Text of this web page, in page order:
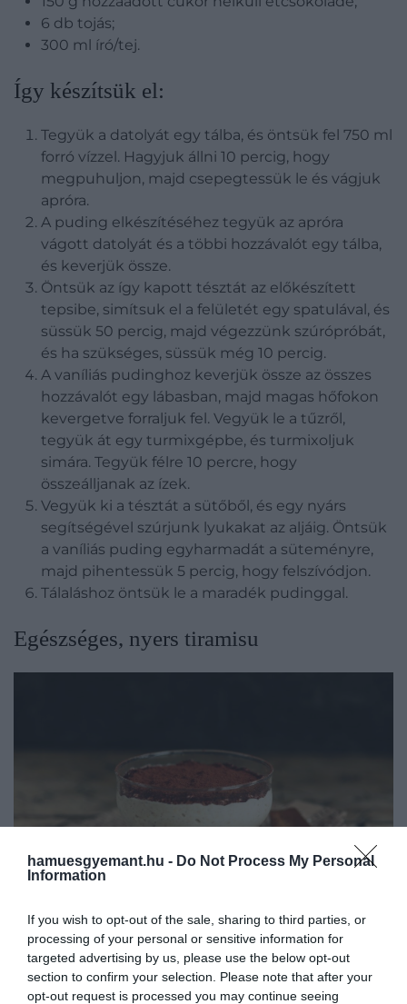
hamuesgyemant.hu - Do Not Process My Personal
Information
If you wish to opt-out of the sale, sharing to third parties, or
processing of your personal or sensitive information for
targeted advertising by us, please use the below opt-out
section to confirm your selection. Please note that after your
opt-out request is processed you may continue seeing
6 db tojás;
300 ml író/tej.
Így készítsük el:
Tegyük a datolyát egy tálba, és öntsük fel 750 ml
forró vízzel. Hagyjuk állni 10 percig, hogy
megpuhuljon, majd csepegtessük le és vágjuk
apróra.
A puding elkészítéséhez tegyük az apróra
vágott datolyát és a többi hozzávalót egy tálba,
és keverjük össze.
Öntsük az így kapott tésztát az előkészített
tepsibe, simítsuk el a felületét egy spatulával, és
süssük 50 percig, majd végezzünk szúrópróbát,
és ha szükséges, süssük még 10 percig.
A vaníliás pudinghoz keverjük össze az összes
hozzávalót egy lábasban, majd magas hőfokon
kevergetve forraljuk fel. Vegyük le a tűzről,
tegyük át egy turmixgépbe, és turmixoljuk
simára. Tegyük félre 10 percre, hogy
összeálljanak az ízek.
Vegyük ki a tésztát a sütőből, és egy nyárs
segítségével szúrjunk lyukakat az aljáig. Öntsük
a vaníliás puding egyharmadát a süteményre,
majd pihentessük 5 percig, hogy felszívódjon.
Tálaláshoz öntsük le a maradék pudinggal.
Egészséges, nyers tiramisu
Fotó:Shutterstock
Hozzávalók: